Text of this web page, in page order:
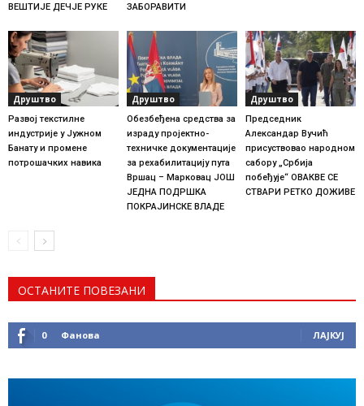
ВЕШТИЈЕ ДЕЧЈЕ РУКЕ
ЗАБОРАВИТИ
Друштво
Развој текстилне
индустрије у Јужном
Банату и промене
потрошачких навика
Друштво
Обезбеђена средства за
израду пројектно-
техничке документације
за рехабилитацију пута
Вршац – Марковац ЈОШ
ЈЕДНА ПОДРШКА
ПОКРАЈИНСКЕ ВЛАДЕ
Друштво
Председник
Александар Вучић
присуствовао народном
сабору „Србија
побеђује“ ОВАКВЕ СЕ
СТВАРИ РЕТКО ДОЖИВЕ
ОСТАНИТЕ ПОВЕЗАНИ
0 Фанова ЛАЈКУЈ